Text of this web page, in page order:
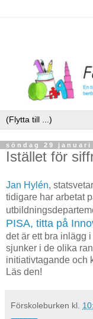
söndag 29 januari
Istället för
Jan Hylén,
tidigare har arbetat
PISA, titta på
det är ett bra inlägg
sjunker i de olika
initiativtagande och
Läs den!
Förskoleburken kl.